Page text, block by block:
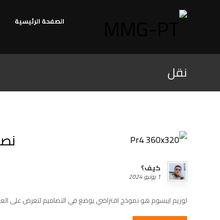
الصفحة الرئيسية
نقل
كيف؟
1 يونيو 2024
لوريم ايبسوم هو نموذج افتراضي يوضع في التصاميم لتعرض على